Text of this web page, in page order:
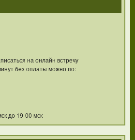
на онлайн встречу
без оплаты можно по:
до 19-00 мск